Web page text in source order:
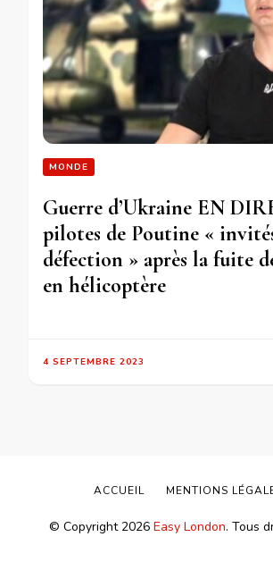
MONDE
Guerre d’Ukraine EN
pilotes de Poutine «
défection » après la fuite
en hélicoptère
4 SEPTEMBRE 2023
© Copyright 2026 Easy London. Tous
ACCUEIL MENTIONS